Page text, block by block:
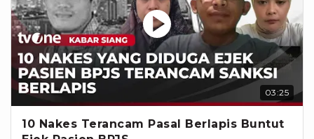
03:25
10 Nakes Terancam Pasal Berlapis Buntut